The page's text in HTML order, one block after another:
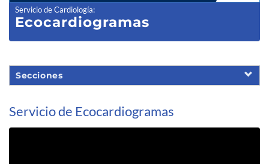
Servicio de Cardiología:
Ecocardiogramas
Secciones
Servicio de Ecocardiogramas